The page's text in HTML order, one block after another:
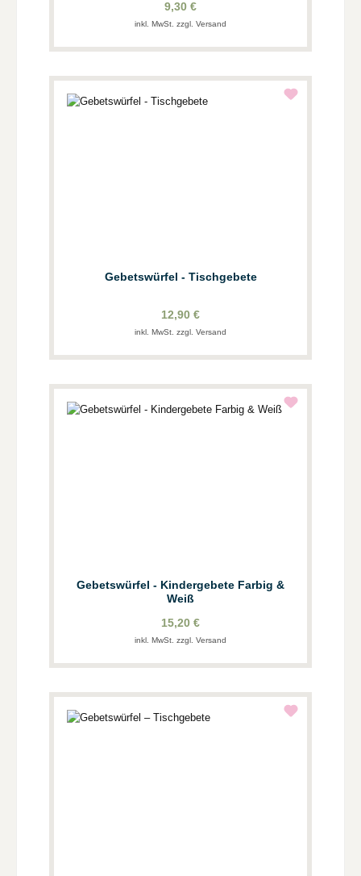
9,30 €
inkl. MwSt. zzgl. Versand
Gebetswürfel - Tischgebete
12,90 €
inkl. MwSt. zzgl. Versand
Gebetswürfel - Kindergebete Farbig &
Weiß
15,20 €
inkl. MwSt. zzgl. Versand